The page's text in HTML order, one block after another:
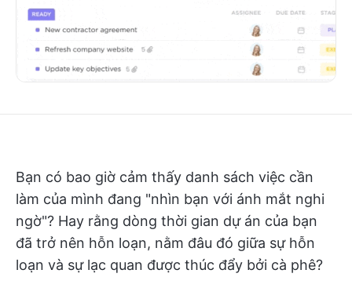
Bạn có bao giờ cảm thấy danh sách việc cần
làm của mình đang "nhìn bạn với ánh mắt nghi
ngờ"? Hay rằng dòng thời gian dự án của bạn
đã trở nên hỗn loạn, nằm đâu đó giữa sự hỗn
loạn và sự lạc quan được thúc đẩy bởi cà phê?